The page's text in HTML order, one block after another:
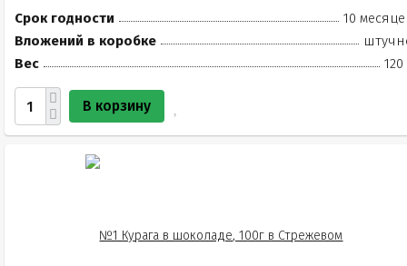
Срок годности
10
Вложений в коробке
Вес
120
В корзину